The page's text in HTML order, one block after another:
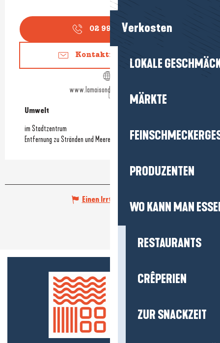
Verkosten
LOKALE
MÄRKTE
PRODUZENTEN
WO KANN MAN
RESTAURANTS
CRÊPERIEN
ZUR SNACKZEIT
02 99 90 79 ▒▒
Kontaktieren Sie uns
www.lamaisondelabeillelucas.fr
Umwelt
Umwelt
im Stadtzentrum
Entfernung zu Stränden und Meeresküste
(18Km)
Einen Irrtum angeben